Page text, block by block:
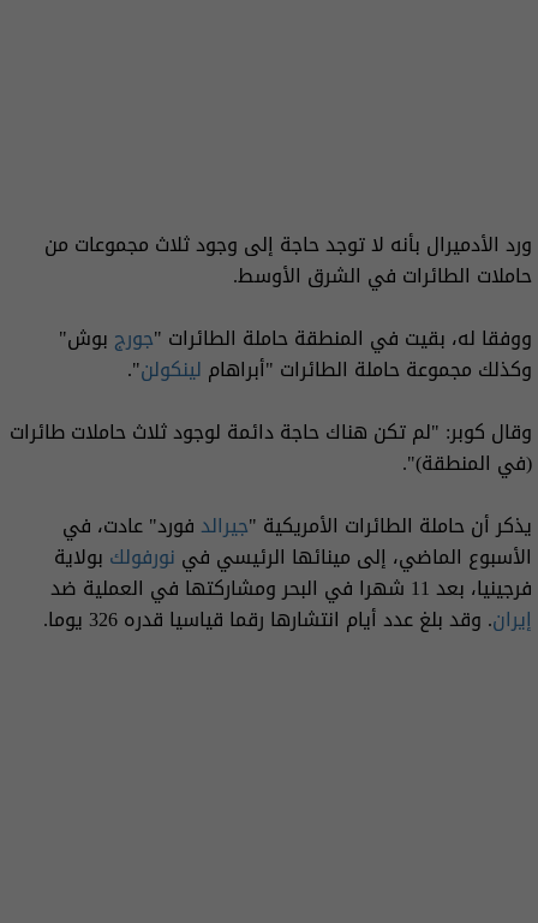
ورد الأدميرال بأنه لا توجد حاجة إلى وجود ثلاث مجموعات من
حاملات الطائرات في الشرق الأوسط.
ووفقا له، بقيت في المنطقة حاملة الطائرات "جورج بوش"
وكذلك مجموعة حاملة الطائرات "أبراهام لينكولن".
وقال كوبر: "لم تكن هناك حاجة دائمة لوجود ثلاث حاملات طائرات
(في المنطقة)".
يذكر أن حاملة الطائرات الأمريكية "جيرالدفورد" عادت، في
الأسبوع الماضي، إلى مينائها الرئيسي في نورفولك بولاية
فرجينيا، بعد 11 شهرا في البحر ومشاركتها في العملية ضد
إيران. وقد بلغ عدد أيام انتشارها رقما قياسيا قدره 326 يوما.